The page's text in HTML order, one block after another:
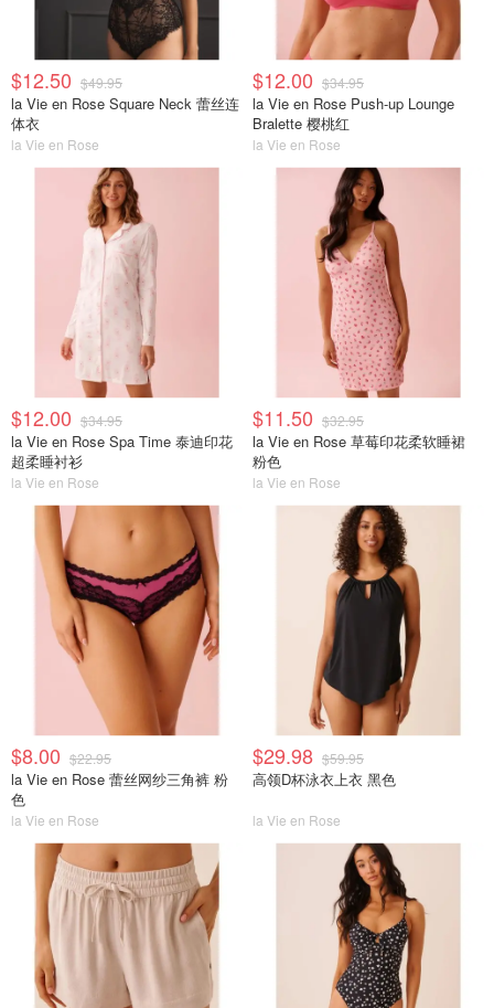
$12.50 $49.95
la Vie en Rose Square Neck 蕾丝连
体衣
la Vie en Rose
$12.00 $34.95
la Vie en Rose Push-up Lounge
Bralette 樱桃红
la Vie en Rose
$12.00 $34.95
la Vie en Rose Spa Time 泰迪印花
超柔睡衬衫
la Vie en Rose
$11.50 $32.95
la Vie en Rose 草莓印花柔软睡裙
粉色
la Vie en Rose
$8.00 $22.95
la Vie en Rose 蕾丝网纱三角裤 粉
色
la Vie en Rose
$29.98 $59.95
高领D杯泳衣上衣 黑色
la Vie en Rose